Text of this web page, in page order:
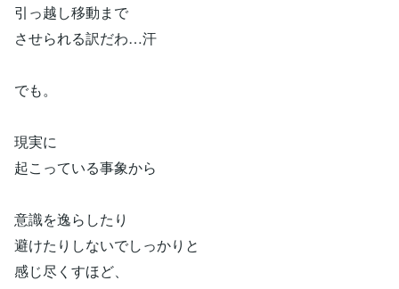
引っ越し移動まで
させられる訳だわ…汗
でも。
現実に
起こっている事象から
意識を逸らしたり
避けたりしないでしっかりと
感じ尽くすほど、